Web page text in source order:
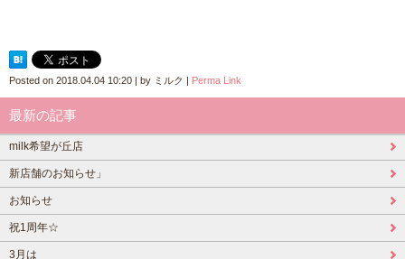
Posted on 2018.04.04 10:20 | by ミルク | Perma Link
最新の記事
milk希望が丘店
新店舗のお知らせ」
お知らせ
祝1周年☆
3月は